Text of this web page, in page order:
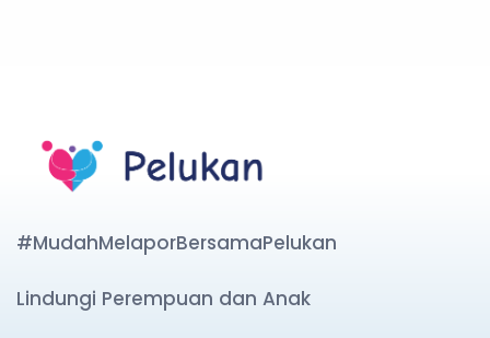
#MudahMelaporBersamaPelukan
Lindungi Perempuan dan Anak